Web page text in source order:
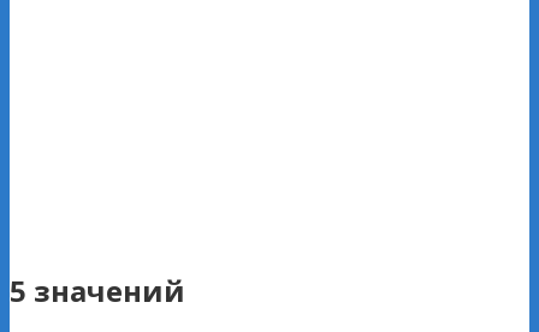
5 значений